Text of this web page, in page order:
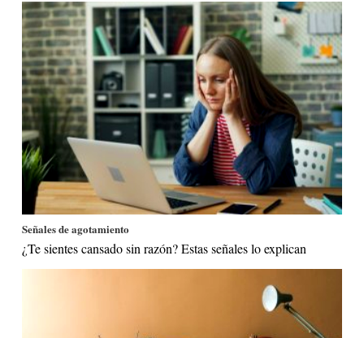
Señales de agotamiento
¿Te sientes cansado sin razón? Estas señales lo explican